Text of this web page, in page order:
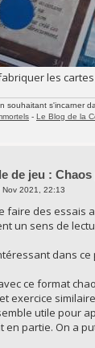
les
souhaitant s'incarner
- Le Blog de la
de jeu :
Nov 2021, 22:13
faire des essais
un sens de
dans
ce format
exercice
utile pour
en partie. On a